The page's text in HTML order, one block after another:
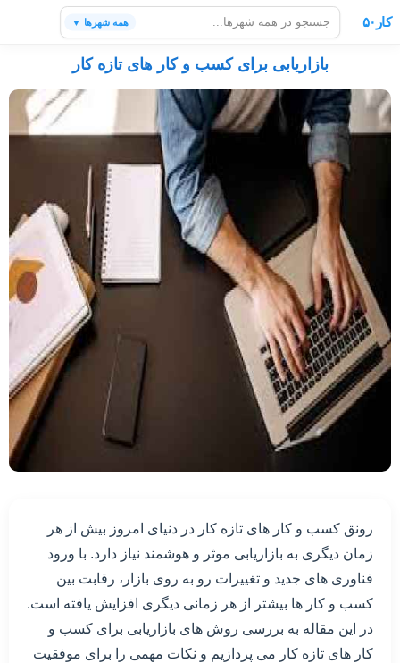
کار۵۰ همه شهرها ▼
بازاریابی برای کسب و کار های تازه کار
رونق کسب و کار های تازه کار در دنیای امروز بیش از هر
زمان دیگری به بازاریابی موثر و هوشمند نیاز دارد. با ورود
فناوری های جدید و تغییرات رو به روی بازار، رقابت بین
کسب و کار ها بیشتر از هر زمانی دیگری افزایش یافته است.
در این مقاله به بررسی روش های بازاریابی برای کسب و
کار های تازه کار می پردازیم و نکات مهمی را برای موفقیت